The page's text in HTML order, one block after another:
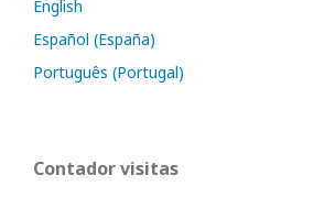
English
Español (España)
Português (Portugal)
Contador visitas